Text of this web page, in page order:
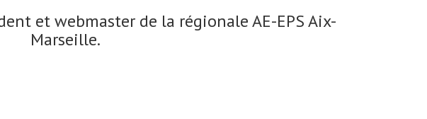
et webmaster de la régionale AE-EPS Aix-
Marseille.